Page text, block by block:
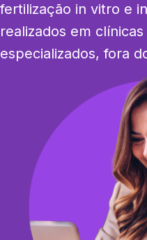
fertilização in vitro e
realizados em
especializados, fora